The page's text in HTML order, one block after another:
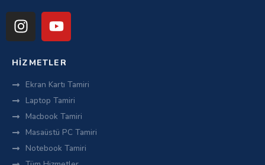
HIZMETLER
Ekran Kartı Tamiri
Laptop Tamiri
Macbook Tamiri
Masaüstü PC Tamiri
Notebook Tamiri